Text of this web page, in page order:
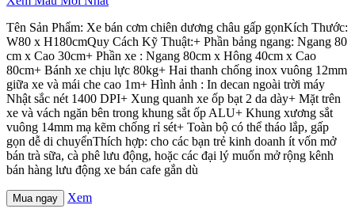
Tên Sản Phẩm: Xe bán cơm chiên dương châu gấp gọnKích Thước:
W80 x H180cmQuy Cách Kỹ Thuật:+ Phần bảng ngang: Ngang 80
cm x Cao 30cm+ Phần xe : Ngang 80cm x Hông 40cm x Cao
80cm+ Bánh xe chịu lực 80kg+ Hai thanh chống inox vuông 12mm
giữa xe và mái che cao 1m+ Hình ảnh : In decan ngoài trời máy
Nhật sắc nét 1400 DPI+ Xung quanh xe ốp bạt 2 da dày+ Mặt trên
xe và vách ngăn bên trong khung sắt ốp ALU+ Khung xương sắt
vuông 14mm mạ kẽm chống rỉ sét+ Toàn bộ có thể tháo lắp, gấp
gọn dễ di chuyểnThích hợp: cho các bạn trẻ kinh doanh ít vốn mở
bán trà sữa, cà phê lưu động, hoặc các đại lý muốn mở rộng kênh
bán hàng lưu động xe bán cafe gắn dù
Mua ngay Xem